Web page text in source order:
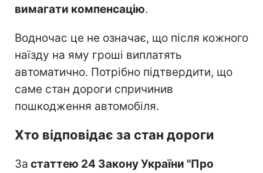
вимагати компенсацію.
Водночас це не означає, що після кожного
наїзду на яму гроші виплатять
автоматично. Потрібно підтвердити, що
саме стан дороги спричинив
пошкодження автомобіля.
Хто відповідає за стан дороги
За статтею 24 Закону України "Про